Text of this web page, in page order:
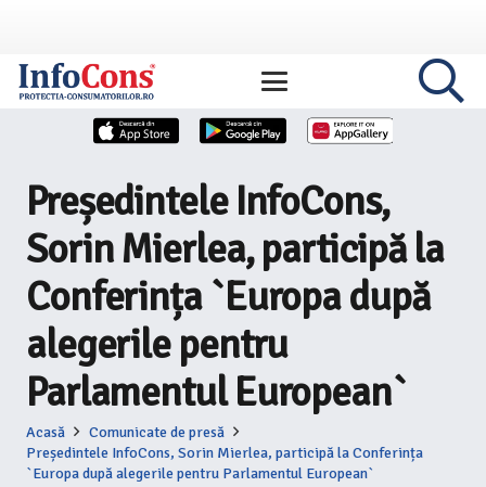
Președintele InfoCons,
Sorin Mierlea, participă la
Conferința `Europa după
alegerile pentru
Parlamentul European`
Acasă
Comunicate de presă
Președintele InfoCons, Sorin Mierlea, participă la Conferința
`Europa după alegerile pentru Parlamentul European`